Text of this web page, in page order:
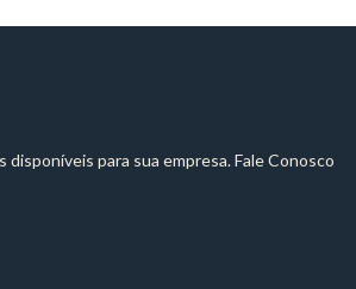
para sua empresa. Fale Conosco